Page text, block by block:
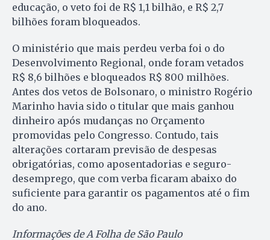
educação, o veto foi de R$ 1,1 bilhão, e R$ 2,7
bilhões foram bloqueados.
O ministério que mais perdeu verba foi o do
Desenvolvimento Regional, onde foram vetados
R$ 8,6 bilhões e bloqueados R$ 800 milhões.
Antes dos vetos de Bolsonaro, o ministro Rogério
Marinho havia sido o titular que mais ganhou
dinheiro após mudanças no Orçamento
promovidas pelo Congresso. Contudo, tais
alterações cortaram previsão de despesas
obrigatórias, como aposentadorias e seguro-
desemprego, que com verba ficaram abaixo do
suficiente para garantir os pagamentos até o fim
do ano.
Informações de A Folha de São Paulo